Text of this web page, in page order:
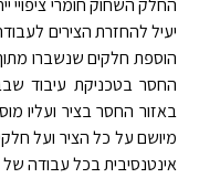
החלק השחוק חומרי ציפויי
יעיל להחזרת הצירים
הוספת חלקים שנשברו
החסר בטכניקת עיבוד
באזור החסר בציר ועליו
מיושם על כל הציר ועל
אינטנסיבית בכל עבודה